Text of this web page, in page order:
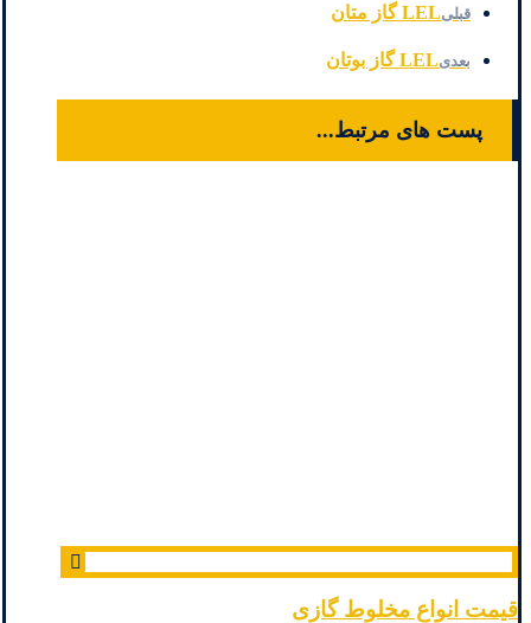
قبلیLEL گاز متان
بعدیLEL گاز بوتان
پست های مرتبط...
قیمت انواع مخلوط گازی